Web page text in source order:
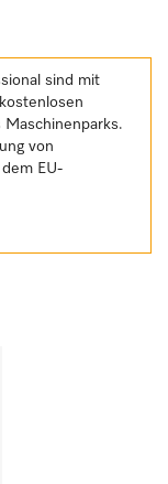
sind mit
Maschinenparks.
von
EU-